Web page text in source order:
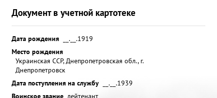
Документ в учетной картотеке
Дата рождения
__.__.1919
Место рождения
Украинская ССР, Днепропетровская обл., г.
Днепропетровск
Дата поступления на службу
__.__.1939
Воинское звание лейтенант